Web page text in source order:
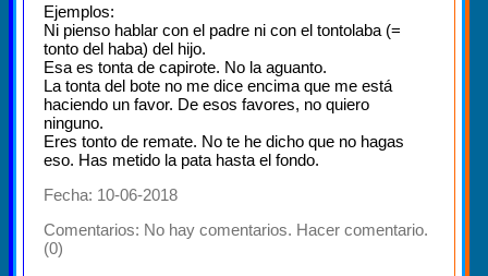
Ejemplos:
Ni pienso hablar con el padre ni con el tontolaba (=
tonto del haba) del hijo.
Esa es tonta de capirote. No la aguanto.
La tonta del bote no me dice encima que me está
haciendo un favor. De esos favores, no quiero
ninguno.
Eres tonto de remate. No te he dicho que no hagas
eso. Has metido la pata hasta el fondo.
Fecha: 10-06-2018
Comentarios: No hay comentarios. Hacer comentario.
(0)